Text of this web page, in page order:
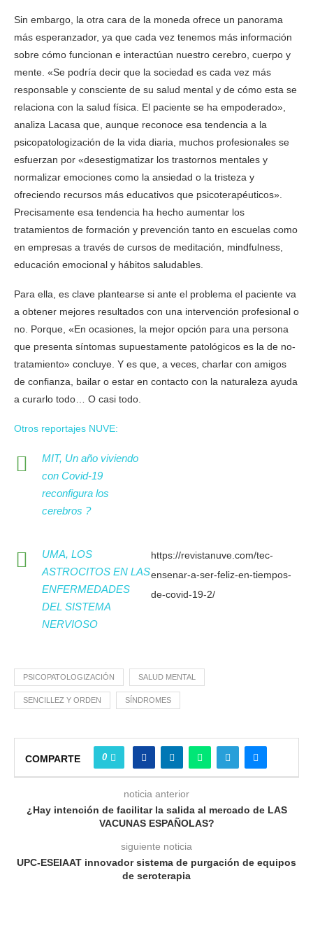
Sin embargo, la otra cara de la moneda ofrece un panorama
más esperanzador, ya que cada vez tenemos más información
sobre cómo funcionan e interactúan nuestro cerebro, cuerpo y
mente. «Se podría decir que la sociedad es cada vez más
responsable y consciente de su salud mental y de cómo esta se
relaciona con la salud física. El paciente se ha empoderado»,
analiza Lacasa que, aunque reconoce esa tendencia a la
psicopatologización de la vida diaria, muchos profesionales se
esfuerzan por «desestigmatizar los trastornos mentales y
normalizar emociones como la ansiedad o la tristeza y
ofreciendo recursos más educativos que psicoterapéuticos».
Precisamente esa tendencia ha hecho aumentar los
tratamientos de formación y prevención tanto en escuelas como
en empresas a través de cursos de meditación, mindfulness,
educación emocional y hábitos saludables.
Para ella, es clave plantearse si ante el problema el paciente va
a obtener mejores resultados con una intervención profesional o
no. Porque, «En ocasiones, la mejor opción para una persona
que presenta síntomas supuestamente patológicos es la de no-
tratamiento» concluye. Y es que, a veces, charlar con amigos
de confianza, bailar o estar en contacto con la naturaleza ayuda
a curarlo todo… O casi todo.
Otros reportajes NUVE:
MIT, Un año viviendo
con Covid-19
reconfigura los
cerebros ?
UMA, LOS
ASTROCITOS EN LAS
ENFERMEDADES
DEL SISTEMA
NERVIOSO
https://revistanuve.com/tec-
ensenar-a-ser-feliz-en-tiempos-
de-covid-19-2/
PSICOPATOLOGIZACIÓN SALUD MENTAL
SENCILLEZ Y ORDEN SÍNDROMES
COMPARTE 0
noticia anterior
¿Hay intención de facilitar la salida al mercado de LAS
VACUNAS ESPAÑOLAS?
siguiente noticia
UPC-ESEIAAT innovador sistema de purgación de equipos
de seroterapia